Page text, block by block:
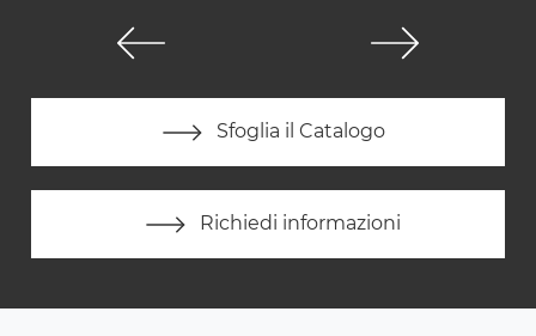
Sfoglia il Catalogo
Richiedi informazioni